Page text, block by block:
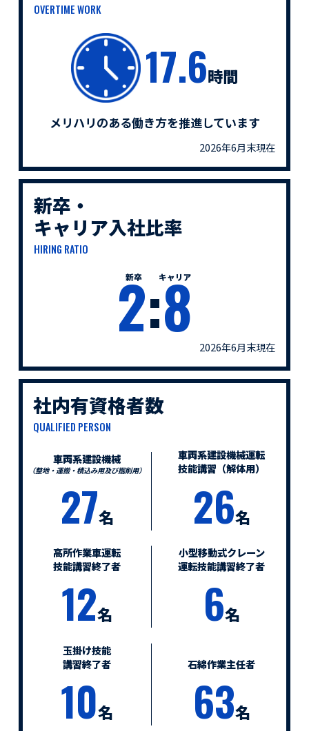
OVERTIME WORK
17.6時間
メリハリのある働き方を推進しています
2026年6月末現在
新卒・
キャリア入社比率
HIRING RATIO
新卒 キャリア
2:8 2026年6月末現在
社内有資格者数
QUALIFIED PERSON
車両系建設機械
（整地・運搬・積込み用及び掘削用）
27名
車両系建設機械運転
技能講習（解体用）
26名
高所作業車運転
技能講習終了者
12名
小型移動式クレーン
運転技能講習終了者
6名
玉掛け技能
講習終了者
10名
石綿作業主任者
63名